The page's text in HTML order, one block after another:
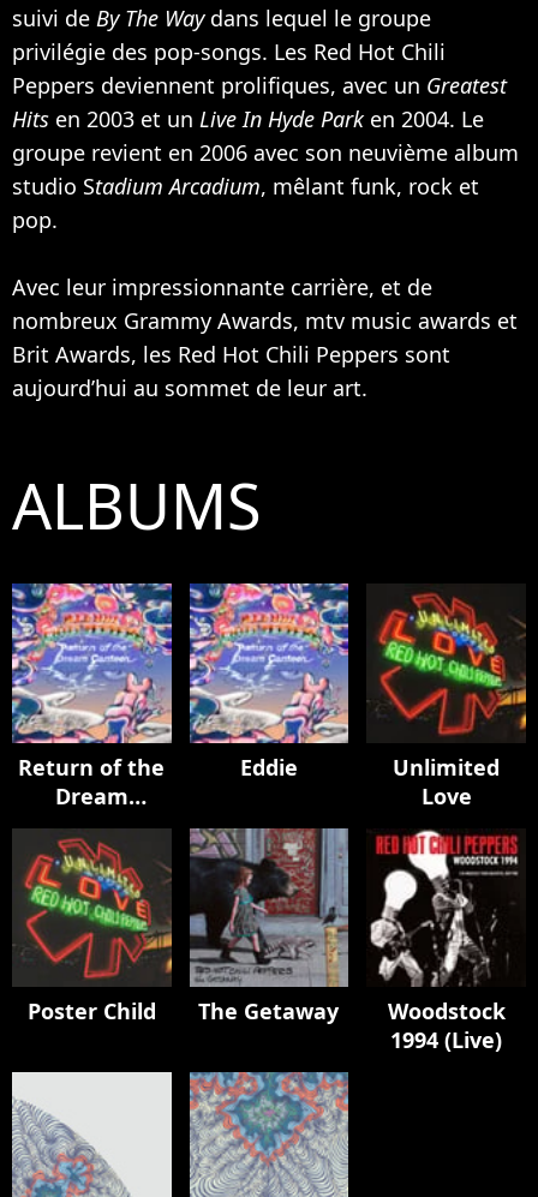
suivi de By The Way dans lequel le groupe
privilégie des pop-songs. Les Red Hot Chili
Peppers deviennent prolifiques, avec un Greatest
Hits en 2003 et un Live In Hyde Park en 2004. Le
groupe revient en 2006 avec son neuvième album
studio Stadium Arcadium, mêlant funk, rock et
pop.
Avec leur impressionnante carrière, et de
nombreux Grammy Awards, mtv music awards et
Brit Awards, les Red Hot Chili Peppers sont
aujourd’hui au sommet de leur art.
ALBUMS
Return of the
Dream
Canteen
Eddie
Unlimited
Love
Poster Child The Getaway
Woodstock
1994 (Live)